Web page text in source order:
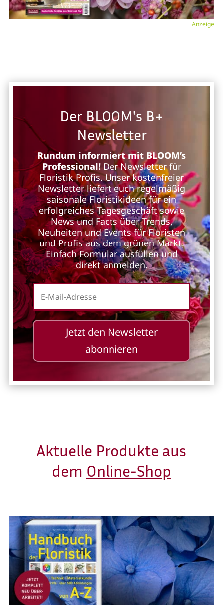
Anzeige
Der BLOOM's B+
Newsletter
Rundum informiert mit BLOOM’s
Professional!Der Newsletter für
Floristik Profis. Unser kostenfreier
Newsletter liefert euch regelmäßig
saisonale Floristikideen für ein
erfolgreiches Tagesgeschäft sowie
News und Facts über Trends,
Neuheiten und Events für Floristen
und Profis aus dem grünen Markt.
Einfach Formular ausfüllen und
direkt anmelden.
Jetzt den Newsletter
abonnieren
Aktuelle Produkte aus
dem Online-Shop